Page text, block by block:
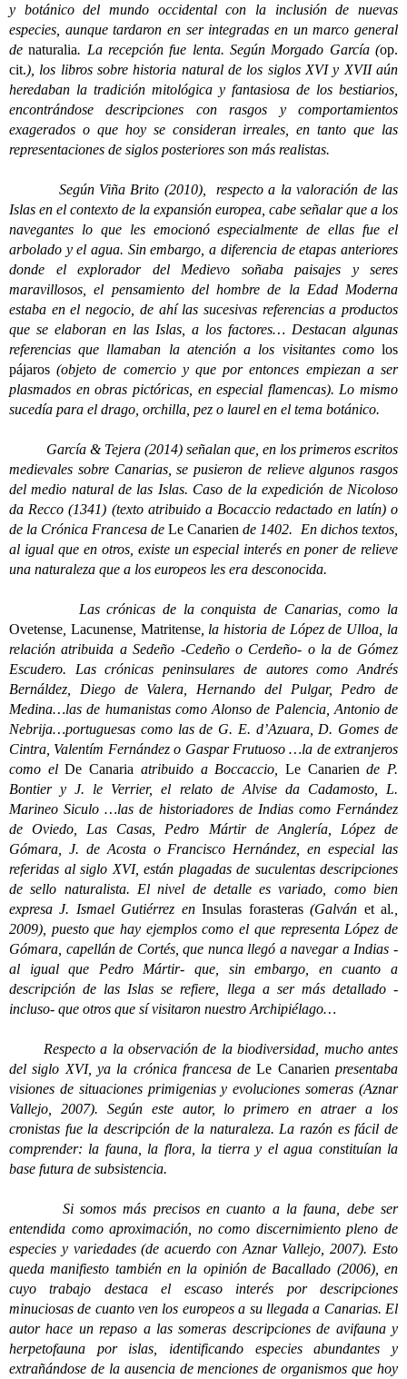
y botánico del mundo occidental con la inclusión de nuevas
especies, aunque tardaron en ser integradas en un marco general
denaturalia. La recepción fue lenta. Según Morgado García (op.
cit.), los libros sobre historia natural de los siglos XVI y XVII aún
heredaban la tradición mitológica y fantasiosa de los bestiarios,
encontrándose descripciones con rasgos y comportamientos
exagerados o que hoy se consideran irreales, en tanto que las
representaciones de siglos posteriores son más realistas.
Según Viña Brito (2010), respecto a la valoración de las
Islas en el contexto de la expansión europea, cabe señalar que a los
navegantes lo que les emocionó especialmente de ellas fue el
arbolado y el agua. Sin embargo, a diferencia de etapas anteriores
donde el explorador del Medievo soñaba paisajes y seres
maravillosos, el pensamiento del hombre de la Edad Moderna
estaba en el negocio, de ahí las sucesivas referencias a productos
que se elaboran en las Islas, a los factores… Destacan algunas
referencias que llamaban la atención a los visitantes como los
pájaros (objeto de comercio y que por entonces empiezan a ser
plasmados en obras pictóricas, en especial flamencas). Lo mismo
sucedía para el drago, orchilla, pez o laurel en el tema botánico.
García & Tejera (2014) señalan que, en los primeros escritos
medievales sobre Canarias, se pusieron de relieve algunos rasgos
del medio natural de las Islas. Caso de la expedición de Nicoloso
da Recco (1341) (texto atribuido a Bocaccio redactado en latín) o
de la Crónica Francesa de Le Canarien de 1402. En dichos textos,
al igual que en otros, existe un especial interés en poner de relieve
una naturaleza que a los europeos les era desconocida.
Las crónicas de la conquista de Canarias, como la
Ovetense Lacunense, Matritense, la historia de López de Ulloa, la
relación atribuida a Sedeño -Cedeño o Cerdeño- o la de Gómez
Escudero. Las crónicas peninsulares de autores como Andrés
Bernáldez, Diego de Valera, Hernando del Pulgar, Pedro de
Medina…las de humanistas como Alonso de Palencia, Antonio de
Nebrija…portuguesas como las de G. E. d’Azuara, D. Gomes de
Cintra, Valentím Fernández o Gaspar Frutuoso …la de extranjeros
como elDe Canaria atribuido a Boccaccio, Le Canariende P.
Bontier y J. le Verrier, el relato de Alvise da Cadamosto, L.
Marineo Siculo …las de historiadores de Indias como Fernández
de Oviedo, Las Casas, Pedro Mártir de Anglería, López de
Gómara, J. de Acosta o Francisco Hernández, en especial las
referidas al siglo XVI, están plagadas de suculentas descripciones
de sello naturalista. El nivel de detalle es variado, como bien
expresa J. Ismael Gutiérrez enInsulas forasteras(Galván et al.,
2009), puesto que hay ejemplos como el que representa López de
Gómara, capellán de Cortés, que nunca llegó a navegar a Indias -
al igual que Pedro Mártir- que, sin embargo, en cuanto a
descripción de las Islas se refiere, llega a ser más detallado -
incluso- que otros que sí visitaron nuestro Archipiélago…
Respecto a la observación de la biodiversidad, mucho antes
del siglo XVI, ya la crónica francesa deLe Canarien presentaba
visiones de situaciones primigenias y evoluciones someras (Aznar
Vallejo, 2007). Según este autor, lo primero en atraer a los
cronistas fue la descripción de la naturaleza. La razón es fácil de
comprender: la fauna, la flora, la tierra y el agua constituían la
base futura de subsistencia.
Si somos más precisos en cuanto a la fauna, debe ser
entendida como aproximación, no como discernimiento pleno de
especies y variedades (de acuerdo con Aznar Vallejo, 2007). Esto
queda manifiesto también en la opinión de Bacallado (2006), en
cuyo trabajo destaca el escaso interés por descripciones
minuciosas de cuanto ven los europeos a su llegada a Canarias. El
autor hace un repaso a las someras descripciones de avifauna y
herpetofauna por islas, identificando especies abundantes y
extrañándose de la ausencia de menciones de organismos que hoy